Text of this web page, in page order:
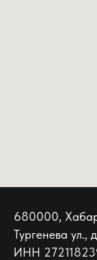
680000,
Тургенева
ИНН